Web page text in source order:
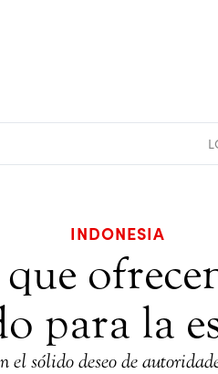
INDONESIA
para la
el sólido deseo de